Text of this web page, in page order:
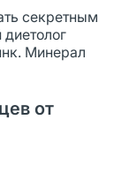
секретным
Минерал
от